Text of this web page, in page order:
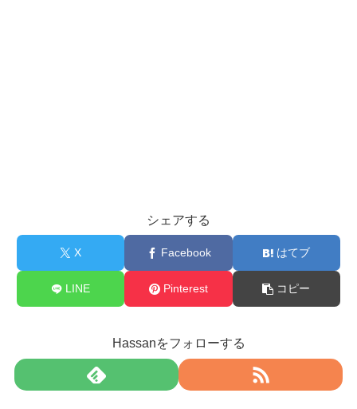
シェアする
X Facebook はてブ
LINE Pinterest コピー
Hassanをフォローする